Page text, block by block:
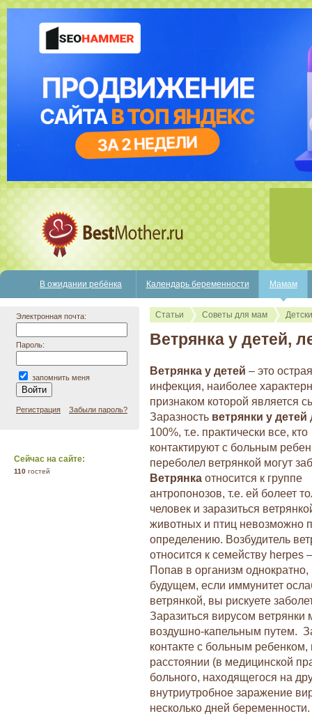
В ожидании ребёнка Календарь беременности Мамам
Электронная почта:
Пароль:
запомнить меня
Регистрация Забыли пароль?
Сейчас на сайте:
110 гостей
Статьи Советы для мам
Ветрянка у детей,
Ветрянка у детей – это
инфекция, наиболее
признаком которой является
Заразность ветрянки у детей
100%, т.е. практически все, кто
контактируют с больным
переболел ветрянкой могут
Ветрянка относится к группе
антропонозов, т.е. ей болеет
человек и заразиться
животных и птиц невозможно
определению. Возбудитель
относится к семейству herpes
Попав в организм
будущем, если иммунитет
ветрянкой, вы рискуете
Заразиться вирусом ветрянки
воздушно-капельным путем.
контакте с больным
расстоянии (в медицинской
больного, находящегося на
внутриутробное заражение
несколько дней